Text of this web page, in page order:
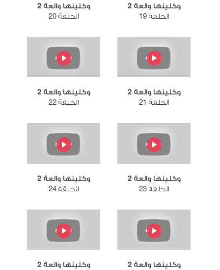
وكلينها والعة 2
الحلقة 19
وكلينها والعة 2
الحلقة 20
وكلينها والعة 2
الحلقة 21
وكلينها والعة 2
الحلقة 22
وكلينها والعة 2
الحلقة 23
وكلينها والعة 2
الحلقة 24
وكلينها والعة 2
وكلينها والعة 2